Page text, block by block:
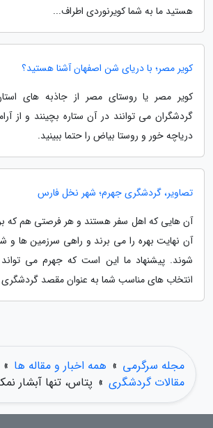
هستید ما به شما کویرنوردی اطراف...
کویر مصر؛ با دریای شن اصفهان آشنا هستید؟
کویر مصر یا روستای مصر از جاذبه های
گردشگران می توانند در آن ستاره بچینند و از
دریاچه خور و روستا بیاض را حتما ببینید.
تصاویر، گردشگری جهرم؛ شهر نخل فارس
آن هایی که اهل سفر هستند و هر فرصتی هم که
آن نهایت بهره را می برند و راهی سرزمین ها و
شوند. پیشنهاد ما این است که جهرم می
انتخاب های مناسب شما به عنوان مقصد گردشگری
مجله سرگرمی » همه اخبار و مقاله ها »
مقالات گردشگری » پتاس، تنها آبشار